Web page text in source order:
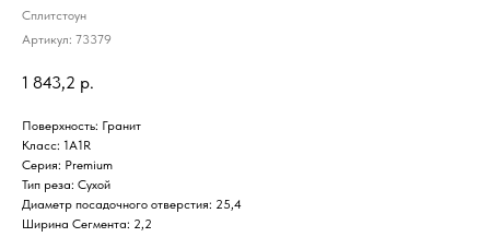
Сплитстоун
Артикул: 73379
1 843,2 р.
Поверхность: Гранит
Класс: 1A1R
Серия: Premium
Тип реза: Сухой
Диаметр посадочного отверстия: 25,4
Ширина Сегмента: 2,2